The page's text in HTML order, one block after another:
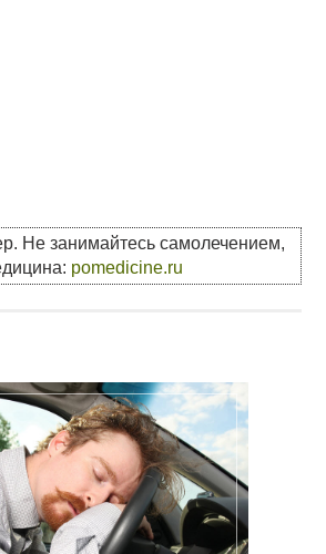
Не занимайтесь самолечением,
pomedicine.ru